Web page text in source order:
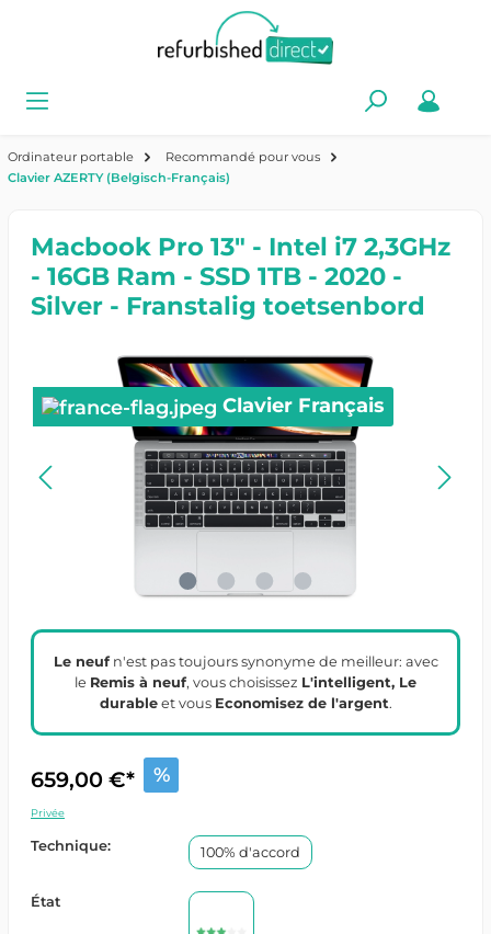
Ordinateur portable
Recommandé pour vous
Clavier AZERTY (Belgisch-Français)
Macbook Pro 13" - Intel i7 2,3GHz
- 16GB Ram - SSD 1TB - 2020 -
Silver - Franstalig toetsenbord
Clavier Français
Le neufn'est pas toujours synonyme de meilleur: avec
le Remis à neuf, vous choisissez L'intelligent, Le
durableet vous Economisez de l'argent.
659,00 €* %
Privée
Technique: 100% d'accord
État